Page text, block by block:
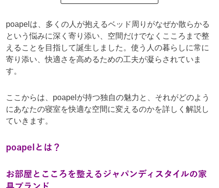
poapelは、多くの人が抱えるベッド周りがなぜか散らかる
という悩みに深く寄り添い、空間だけでなくこころまで整
えることを目指して誕生しました。使う人の暮らしに常に
寄り添い、快適さを高めるための工夫が凝らされていま
す。
ここからは、poapelが持つ独自の魅力と、それがどのよう
にあなたの寝室を快適な空間に変えるのかを詳しく解説し
ていきます。
poapel とは？
お部屋とこころを整えるジャパンディスタイルの家